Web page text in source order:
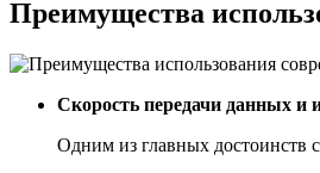
Преимущества
Скорость передачи данных и
Одним из главных достоинств